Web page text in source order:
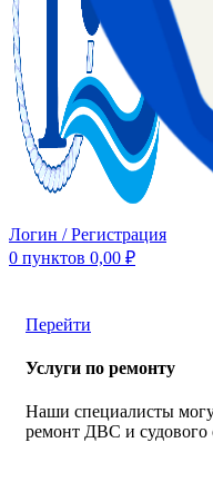
Логин / Регистрация
0 пунктов 0,00 ₽
Перейти
Услуги по ремонту
Наши специалисты
ремонт ДВС и судового